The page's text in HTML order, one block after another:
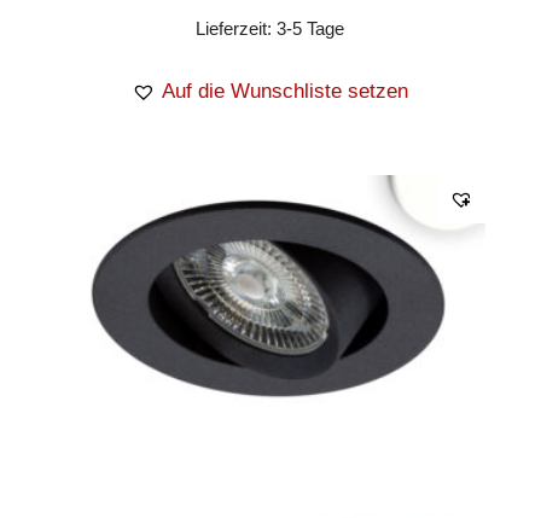
Lieferzeit:3-5 Tage
Auf die Wunschliste setzen